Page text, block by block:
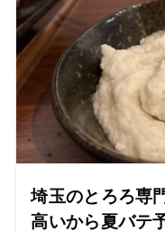
埼玉のとろろ専
高いから夏バテ